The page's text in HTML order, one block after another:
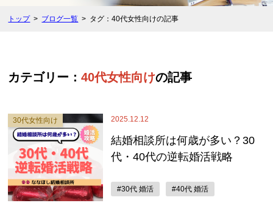
トップ ブログ一覧 タグ：40代女性向けの記事
カテゴリー：40代女性向けの記事
2025.12.12
30代女性向け
結婚相談所は何歳が多い？30
代・40代の逆転婚活戦略
#30代 婚活 #40代 婚活